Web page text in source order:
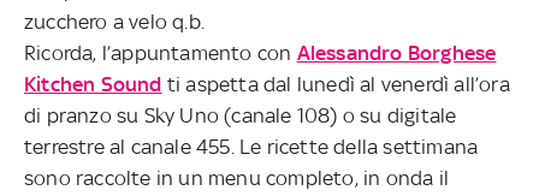
zucchero a velo q.b.
Ricorda, l’appuntamento con Alessandro Borghese
Kitchen Sound ti aspetta dal lunedì al venerdì all’ora
di pranzo su Sky Uno (canale 108) o su digitale
terrestre al canale 455. Le ricette della settimana
sono raccolte in un menu completo, in onda il